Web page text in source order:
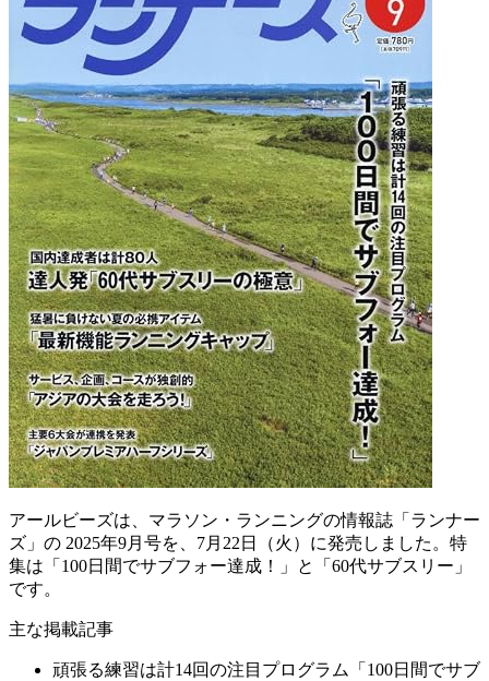
アールビーズは、マラソン・ランニングの情報誌「ランナー
ズ」の 2025年9月号を、7月22日（火）に発売しました。特
集は「100日間でサブフォー達成！」と「60代サブスリー」
です。
主な掲載記事
頑張る練習は計14回の注目プログラム「100日間でサブ